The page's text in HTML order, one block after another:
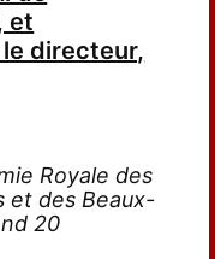
et
directeur,
Royale des
et des Beaux-
20